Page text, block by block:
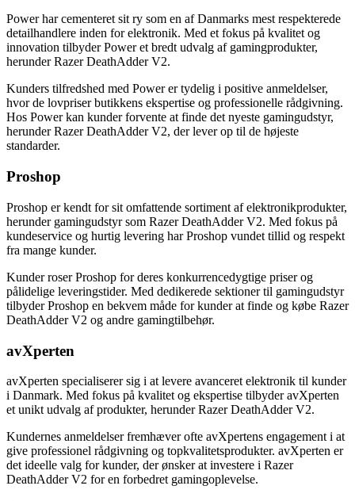
Power har cementeret sit ry som en af Danmarks mest respekterede
detailhandlere inden for elektronik. Med et fokus på kvalitet og
innovation tilbyder Power et bredt udvalg af gamingprodukter,
herunder Razer DeathAdder V2.
Kunders tilfredshed med Power er tydelig i positive anmeldelser,
hvor de lovpriser butikkens ekspertise og professionelle rådgivning.
Hos Power kan kunder forvente at finde det nyeste gamingudstyr,
herunder Razer DeathAdder V2, der lever op til de højeste
standarder.
Proshop
Proshop er kendt for sit omfattende sortiment af elektronikprodukter,
herunder gamingudstyr som Razer DeathAdder V2. Med fokus på
kundeservice og hurtig levering har Proshop vundet tillid og respekt
fra mange kunder.
Kunder roser Proshop for deres konkurrencedygtige priser og
pålidelige leveringstider. Med dedikerede sektioner til gamingudstyr
tilbyder Proshop en bekvem måde for kunder at finde og købe Razer
DeathAdder V2 og andre gamingtilbehør.
avXperten
avXperten specialiserer sig i at levere avanceret elektronik til kunder
i Danmark. Med fokus på kvalitet og ekspertise tilbyder avXperten
et unikt udvalg af produkter, herunder Razer DeathAdder V2.
Kundernes anmeldelser fremhæver ofte avXpertens engagement i at
give professionel rådgivning og topkvalitetsprodukter. avXperten er
det ideelle valg for kunder, der ønsker at investere i Razer
DeathAdder V2 for en forbedret gamingoplevelse.